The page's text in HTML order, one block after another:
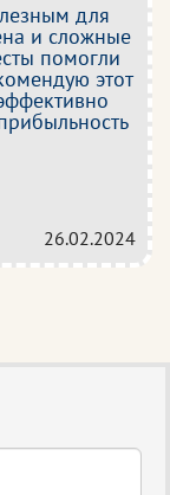
для
и сложные
помогли
этот
26.02.2024